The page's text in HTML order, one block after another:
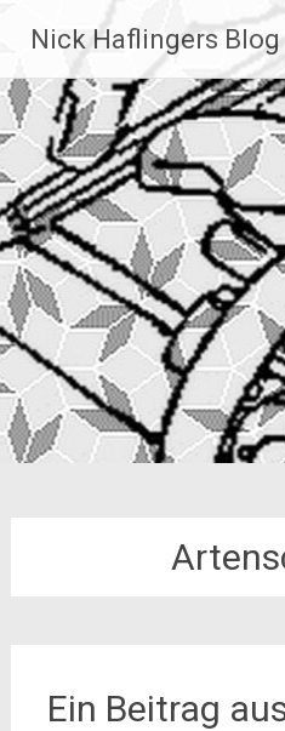
Inhalt
springen
Nick Haflingers Blog
Ein Beitrag